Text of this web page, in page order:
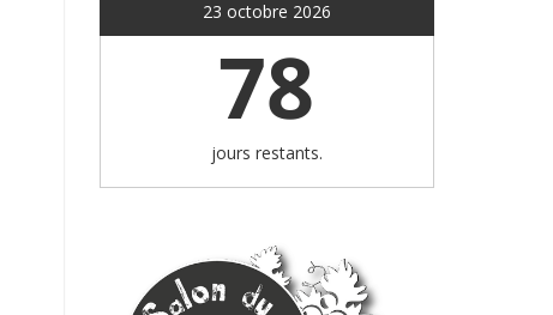
23 octobre 2026
78
jours restants.